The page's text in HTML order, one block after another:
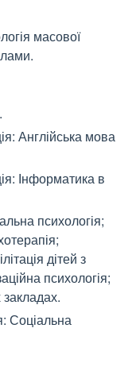
масової
Англійська мова
Інформатика в
психологія;
дітей з
психологія;
закладах.
Соціальна